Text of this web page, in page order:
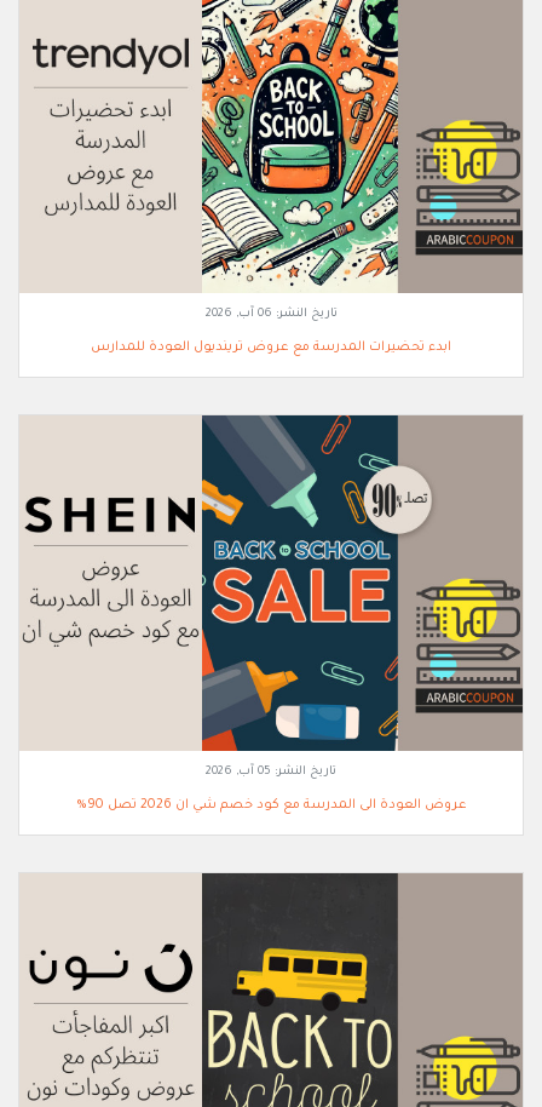
تاريخ النشر: 06 آب, 2026
ابدء تحضيرات المدرسة مع عروض ترينديول العودة للمدارس
تاريخ النشر: 05 آب, 2026
عروض العودة الى المدرسة مع كود خصم شي ان 2026 تصل 90%